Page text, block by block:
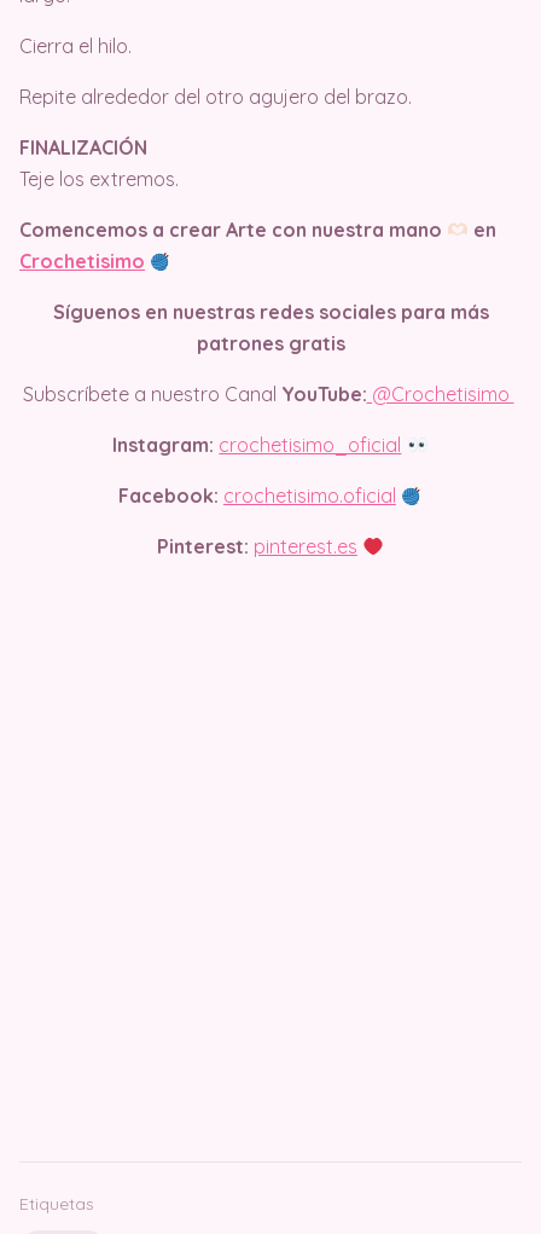
Cierra el hilo.
Repite alrededor del otro agujero del brazo.
FINALIZACIÓN
Teje los extremos.
Comencemos a crear Arte con nuestra mano
en
Crochetisimo
Síguenos en nuestras redes sociales para más
patrones gratis
Subscríbete a nuestro Canal YouTube: @Crochetisimo
Instagram: crochetisimo_oficial
Facebook: crochetisimo.oficial
Pinterest: pinterest.es
Etiquetas